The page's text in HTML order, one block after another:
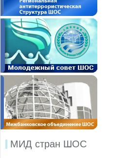
МИД стран ШОС